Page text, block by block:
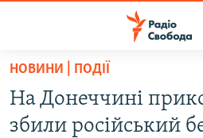
Перейти
основного
матеріалу
ВСЕ ЗА ДОБУ
НОВИНИ | ПОДІЇ
На Донеччині
збили російський